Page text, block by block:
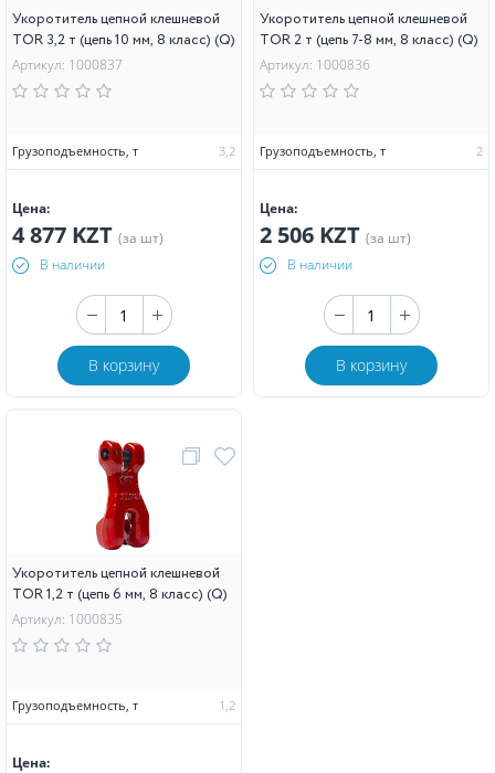
Укоротитель цепной клешневой
TOR 3,2 т (цепь 10 мм, 8 класс) (Q)
Артикул: 1000837
Грузоподъемность, т 3,2
Цена:
4 877 KZT (за шт)
В наличии
В корзину
Укоротитель цепной клешневой
TOR 2 т (цепь 7-8 мм, 8 класс) (Q)
Артикул: 1000836
Грузоподъемность, т 2
Цена:
2 506 KZT (за шт)
В наличии
В корзину
Укоротитель цепной клешневой
TOR 1,2 т (цепь 6 мм, 8 класс) (Q)
Артикул: 1000835
Грузоподъемность, т 1,2
Цена: